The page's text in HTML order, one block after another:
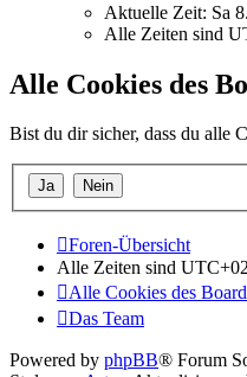
Aktuelle Zeit: Sa
Alle Zeiten sind
Alle Cookies des
Bist du dir sicher, dass du alle
Foren-Übersicht
Alle Zeiten sind
Alle Cookies des
Das Team
Powered by phpBB® Forum